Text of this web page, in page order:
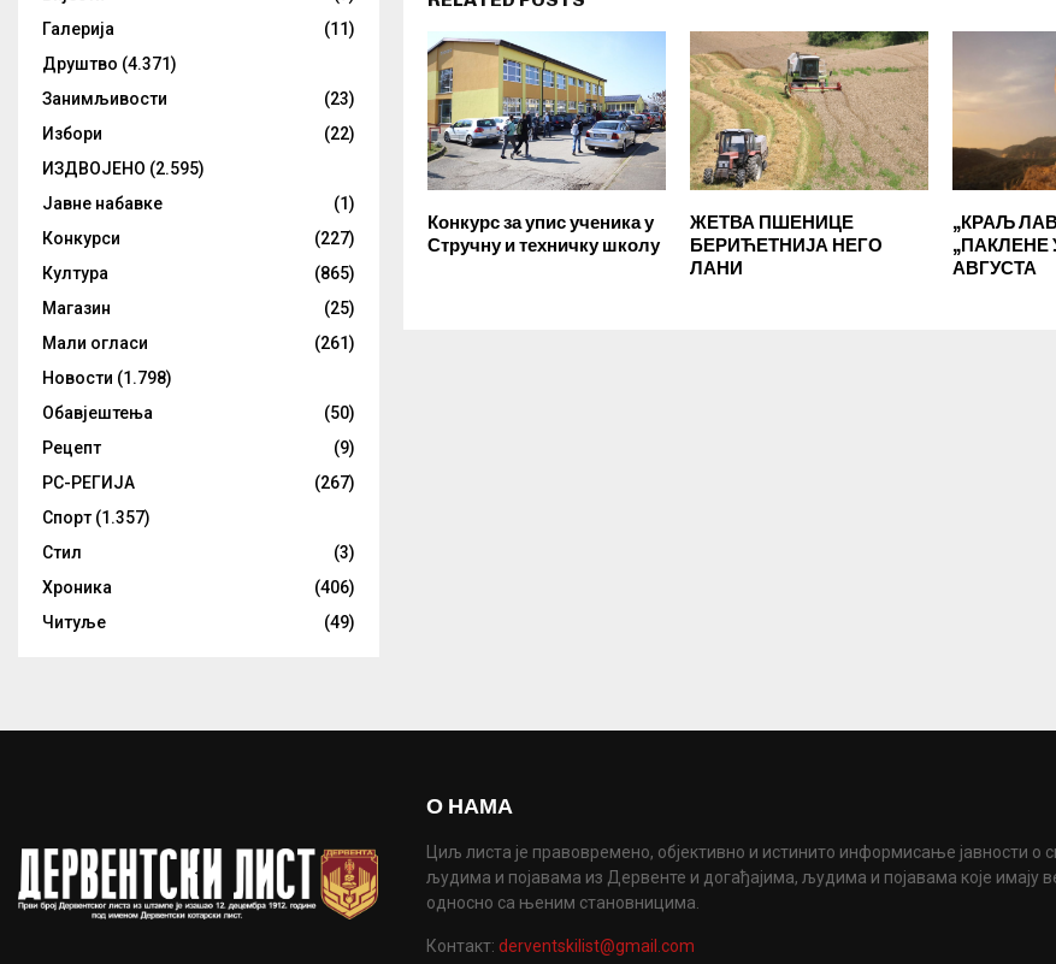
Конкурс за упис ученика у
Стручну и техничку школу
ЖЕТВА ПШЕНИЦЕ
БЕРИЋЕТНИЈА НЕГО
ЛАНИ
„КРАЉ
„ПАКЛЕНЕ
АВГУСТА
Галерија
(11)
Друштво (4.371)
Занимљивости
(23)
Избори
(22)
ИЗДВОЈЕНО (2.595)
Јавне набавке
(1)
Конкурси
(227)
Култура
(865)
Магазин
(25)
Мали огласи
(261)
Новости (1.798)
Обавјештења
(50)
Рецепт
(9)
РС-РЕГИЈА
(267)
Спорт (1.357)
Стил
(3)
Хроника
(406)
Читуље
(49)
О НАМА
Циљ листа је правовремено, објективно и истинито информисање јавности о
људима и појавама из Дервенте и догађајима, људима и појавама које имају
односно са њеним становницима.
Контакт: derventskilist@gmail.com